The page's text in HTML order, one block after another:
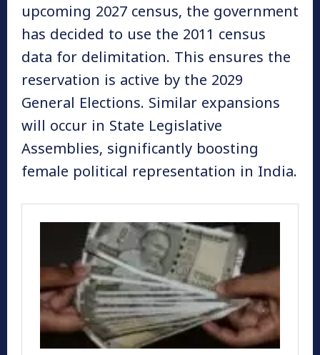
upcoming 2027 census, the government
has decided to use the 2011 census
data for delimitation. This ensures the
reservation is active by the 2029
General Elections. Similar expansions
will occur in State Legislative
Assemblies, significantly boosting
female political representation in India.